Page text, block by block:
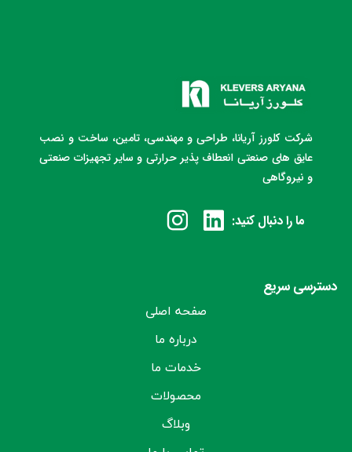
شرکت کلورز آریانا، طراحی و مهندسی، تامین، ساخت و نصب
عایق های صنعتی انعطاف پذیر حرارتی و سایر تجهیزات صنعتی
و نیروگاهی
ما را دنبال کنید:
دسترسی سریع
صفحه اصلی
درباره ما
خدمات ما
محصولات
وبلاگ